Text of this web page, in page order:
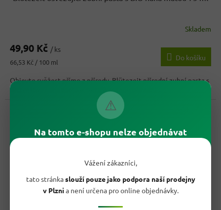
⚠
Na tomto e-shopu nelze objednávat
Vážení zákazníci,
tato stránkaslouží pouze jako podpora naší prodejny
v Plznia není určena pro online objednávky.
Skladem
49,90 Kč / ks
Měrná
66,53 Kč / 100 ml
Do košíku
Objevte svěžest přímo z přírody. Blütezeit přírodní zubní pasta s
BIO mátou nana spojuje certifikovanou přírodní...